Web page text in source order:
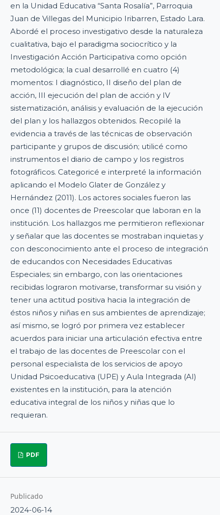
en la Unidad Educativa “Santa Rosalía”, Parroquia
Juan de Villegas del Municipio Iribarren, Estado Lara.
Abordé el proceso investigativo desde la naturaleza
cualitativa, bajo el paradigma sociocrítico y la
Investigación Acción Participativa como opción
metodológica; la cual desarrollé en cuatro (4)
momentos: I diagnóstico, II diseño del plan de
acción, III ejecución del plan de acción y IV
sistematización, análisis y evaluación de la ejecución
del plan y los hallazgos obtenidos. Recopilé la
evidencia a través de las técnicas de observación
participante y grupos de discusión; utilicé como
instrumentos el diario de campo y los registros
fotográficos. Categoricé e interpreté la información
aplicando el Modelo Glater de González y
Hernández (2011). Los actores sociales fueron las
once (11) docentes de Preescolar que laboran en la
institución. Los hallazgos me permitieron reflexionar
y señalar que las docentes se mostraban inquietas y
con desconocimiento ante el proceso de integración
de educandos con Necesidades Educativas
Especiales; sin embargo, con las orientaciones
recibidas lograron motivarse, transformar su visión y
tener una actitud positiva hacia la integración de
éstos niños y niñas en sus ambientes de aprendizaje;
así mismo, se logró por primera vez establecer
acuerdos para iniciar una articulación efectiva entre
el trabajo de las docentes de Preescolar con el
personal especialista de los servicios de apoyo
Unidad Psicoeducativa (UPE) y Aula Integrada (AI)
existentes en la institución, para la atención
educativa integral de los niños y niñas que lo
requieran.
PDF
Publicado
2024-06-14